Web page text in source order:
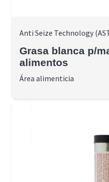
Anti Seize Technology
Grasa blanca p/
alimentos
Área alimenticia